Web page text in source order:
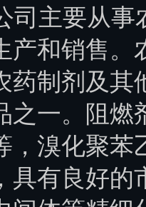
主要从事
产和销售。
药制剂及其
之一。阻燃
，溴化聚苯
具有良好